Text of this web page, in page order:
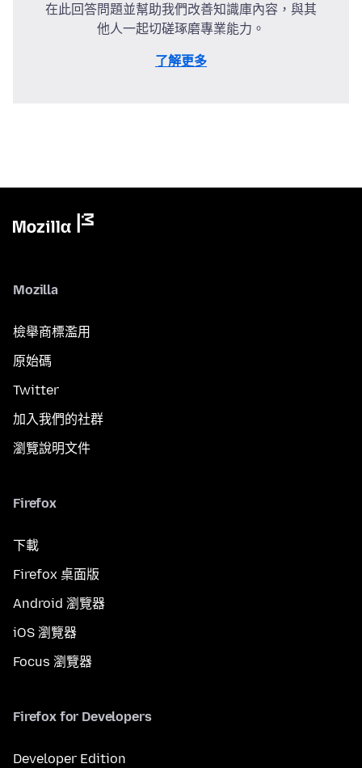
在此回答問題並幫助我們改善知識庫內容，與其
他人一起切磋琢磨專業能力。
了解更多
Mozilla
檢舉商標濫用
原始碼
Twitter
加入我們的社群
瀏覽說明文件
Firefox
下載
Firefox 桌面版
Android 瀏覽器
iOS 瀏覽器
Focus 瀏覽器
Firefox for Developers
Developer Edition